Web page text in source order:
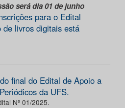
será dia 01 de junho
para o Edital
de livros digitais está
final do Edital de Apoio a
da UFS.
Nº 01/2025.